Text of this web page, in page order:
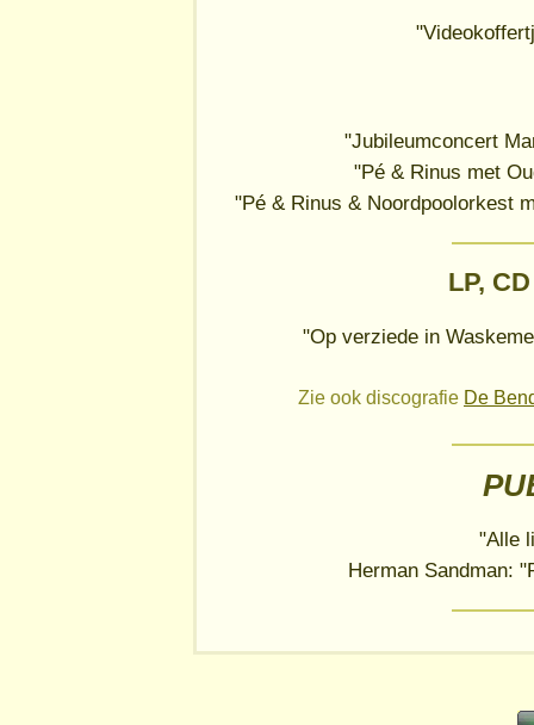
"Jubileumconcert
"Pé & Rinus met
"Pé & Rinus & Noordpoolorkest
LP,
"Op verziede in
Zie ook discografie De
"Alle
Herman Sandman: